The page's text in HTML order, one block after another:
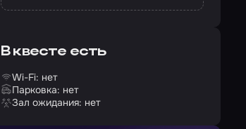
В квесте есть
Wi-Fi: нет
Парковка: нет
Зал ожидания: нет